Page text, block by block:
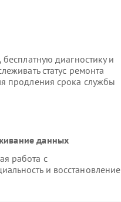
диагностику и
статус ремонта
продления срока службы
данных
работа с
и восстановление